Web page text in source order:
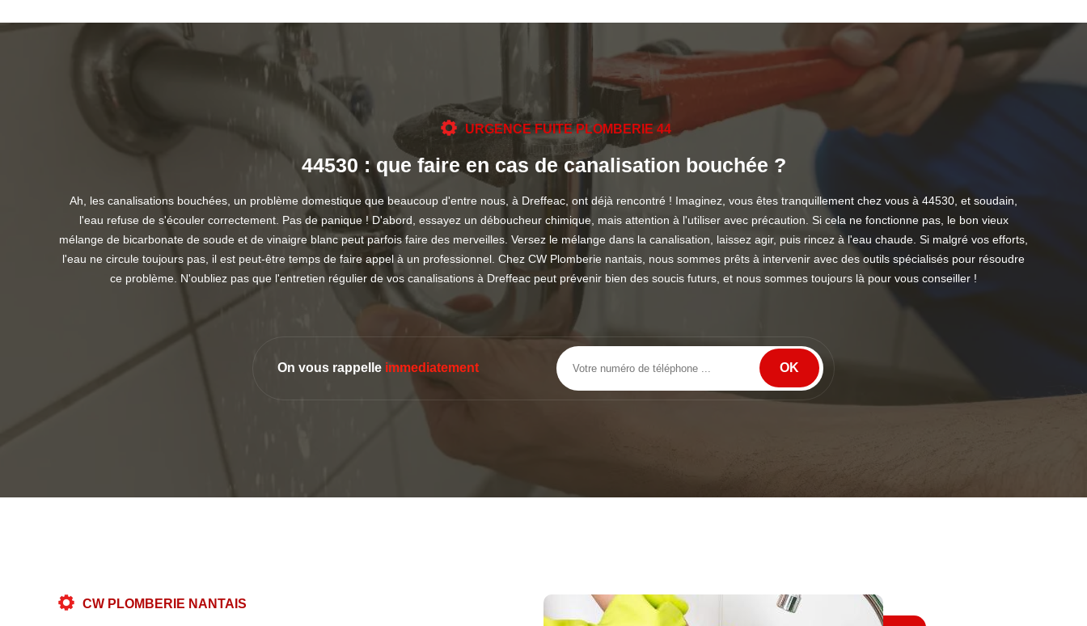
URGENCE FUITE PLOMBERIE 44
44530 : que faire en cas de canalisation bouchée ?
Ah, les canalisations bouchées, un problème domestique que beaucoup d'entre nous, à Dreffeac, ont déjà rencontré ! Imaginez, vous êtes tranquillement chez vous à 44530, et soudain,
l'eau refuse de s'écouler correctement. Pas de panique ! D'abord, essayez un déboucheur chimique, mais attention à l'utiliser avec précaution. Si cela ne fonctionne pas, le bon vieux
mélange de bicarbonate de soude et de vinaigre blanc peut parfois faire des merveilles. Versez le mélange dans la canalisation, laissez agir, puis rincez à l'eau chaude. Si malgré vos efforts,
l'eau ne circule toujours pas, il est peut-être temps de faire appel à un professionnel. Chez CW Plomberie nantais, nous sommes prêts à intervenir avec des outils spécialisés pour résoudre
ce problème. N'oubliez pas que l'entretien régulier de vos canalisations à Dreffeac peut prévenir bien des soucis futurs, et nous sommes toujours là pour vous conseiller !
On vous rappelle immediatement
CW PLOMBERIE NANTAIS